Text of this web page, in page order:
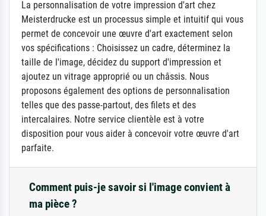
La personnalisation de votre impression d'art chez
Meisterdrucke est un processus simple et intuitif qui vous
permet de concevoir une œuvre d'art exactement selon
vos spécifications : Choisissez un cadre, déterminez la
taille de l'image, décidez du support d'impression et
ajoutez un vitrage approprié ou un châssis. Nous
proposons également des options de personnalisation
telles que des passe-partout, des filets et des
intercalaires. Notre service clientèle est à votre
disposition pour vous aider à concevoir votre œuvre d'art
parfaite.
Comment puis-je savoir si l'image convient à
ma pièce ?